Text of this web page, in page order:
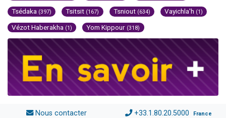
Tsédaka (397) Tsitsit (167) Tsniout (634) Vayichla'h (1)
Vézot Haberakha (1) Yom Kippour (318)
Nous contacter +33.1.80.20.5000 France